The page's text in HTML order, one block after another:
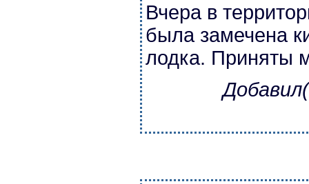
Вчера в
была замечена
лодка. Приняты